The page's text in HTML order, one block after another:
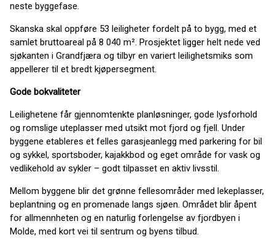
neste byggefase.
Skanska skal oppføre 53 leiligheter fordelt på to bygg, med et
samlet bruttoareal på 8 040 m². Prosjektet ligger helt nede ved
sjøkanten i Grandfjæra og tilbyr en variert leilighetsmiks som
appellerer til et bredt kjøpersegment.
Gode bokvaliteter
Leilighetene får gjennomtenkte planløsninger, gode lysforhold
og romslige uteplasser med utsikt mot fjord og fjell. Under
byggene etableres et felles garasjeanlegg med parkering for bil
og sykkel, sportsboder, kajakkbod og eget område for vask og
vedlikehold av sykler – godt tilpasset en aktiv livsstil.
Mellom byggene blir det grønne fellesområder med lekeplasser,
beplantning og en promenade langs sjøen. Området blir åpent
for allmennheten og en naturlig forlengelse av fjordbyen i
Molde, med kort vei til sentrum og byens tilbud.